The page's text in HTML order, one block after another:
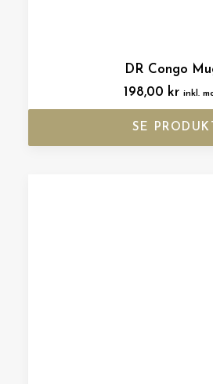
DR Congo
198,00 kr inkl.
SE